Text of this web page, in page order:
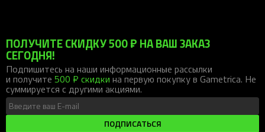
ПОЛУЧИТЕ СКИДКУ 500 ₽ НА ВАШ ЗАКАЗ
СЕГОДНЯ!
Подпишитесь на наши информационные рассылки
и получите 500 ₽ скидки на первую покупку в Gametrica. Не
суммируется с другими акциями.
ПОДПИСАТЬСЯ